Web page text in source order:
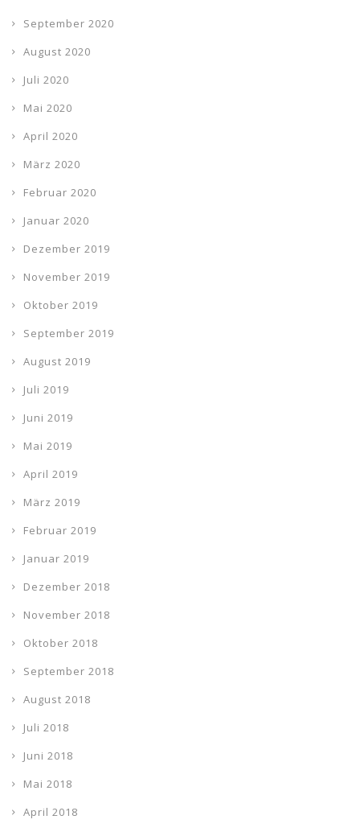
September 2020
August 2020
Juli 2020
Mai 2020
April 2020
März 2020
Februar 2020
Januar 2020
Dezember 2019
November 2019
Oktober 2019
September 2019
August 2019
Juli 2019
Juni 2019
Mai 2019
April 2019
März 2019
Februar 2019
Januar 2019
Dezember 2018
November 2018
Oktober 2018
September 2018
August 2018
Juli 2018
Juni 2018
Mai 2018
April 2018